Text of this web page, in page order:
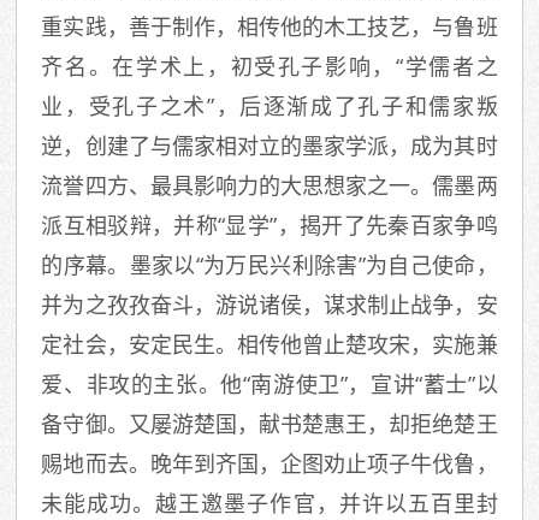
重实践，善于制作，相传他的木工技艺，与鲁班
齐名。在学术上，初受孔子影响，“学儒者之
业，受孔子之术”，后逐渐成了孔子和儒家叛
逆，创建了与儒家相对立的墨家学派，成为其时
流誉四方、最具影响力的大思想家之一。儒墨两
派互相驳辩，并称“显学”，揭开了先秦百家争鸣
的序幕。墨家以“为万民兴利除害”为自己使命，
并为之孜孜奋斗，游说诸侯，谋求制止战争，安
定社会，安定民生。相传他曾止楚攻宋，实施兼
爱、非攻的主张。他“南游使卫”，宣讲“蓄士”以
备守御。又屡游楚国，献书楚惠王，却拒绝楚王
赐地而去。晚年到齐国，企图劝止项子牛伐鲁，
未能成功。越王邀墨子作官，并许以五百里封